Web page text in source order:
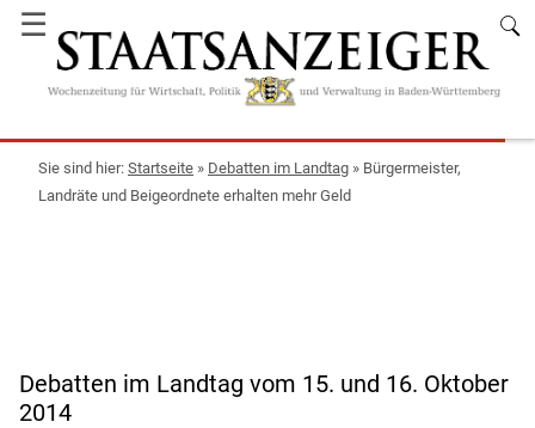
☰
Startseite » Debatten im Landtag » Bürgermeister,
Landräte und Beigeordnete erhalten mehr Geld
Debatten im Landtag vom 15. und 16. Oktober
2014